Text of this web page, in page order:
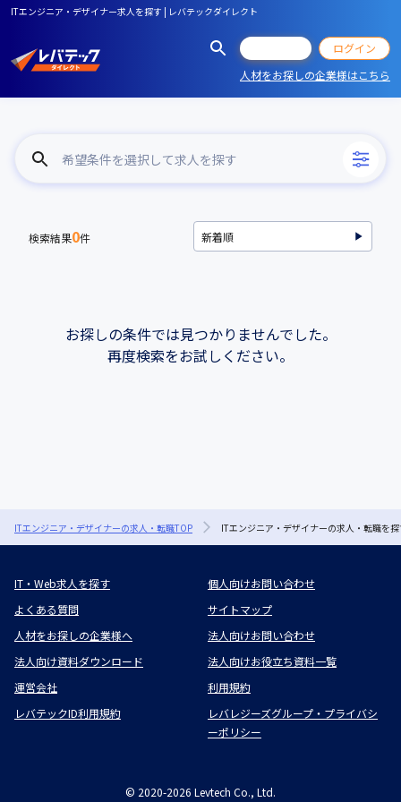
ITエンジニア・デザイナー求人を探す | レバテックダイレクト
ログイン
人材をお探しの企業様はこちら
希望条件を選択して求人を探す
検索結果0件
お探しの条件では見つかりませんでした。
再度検索をお試しください。
ITエンジニア・デザイナーの求人・転職TOP ITエンジニア・デザイナーの求人・転職を
IT・Web求人を探す
個人向けお問い合わせ
よくある質問
サイトマップ
人材をお探しの企業様へ
法人向けお問い合わせ
法人向け資料ダウンロード
法人向けお役立ち資料一覧
運営会社
利用規約
レバテックID利用規約
レバレジーズグループ・プライバシ
ーポリシー
© 2020-2026 Levtech Co., Ltd.